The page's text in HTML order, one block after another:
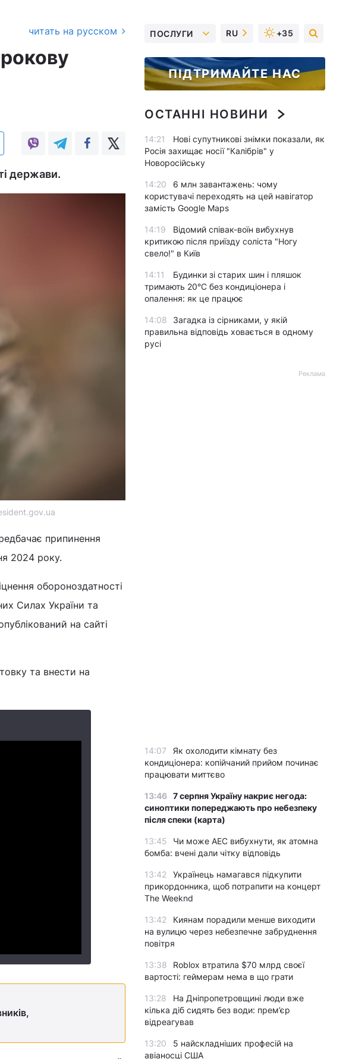
читать на русском
держави.
припинення
2024 року.
обороноздатності
Силах України та
на сайті
та внести на
ПОСЛУГИ RU +35
ПІДТРИМАЙТЕ НАС
ОСТАННІ НОВИНИ
14:21
Нові супутникові знімки показали, як
Росія захищає носії "Калібрів" у
Новоросійську
14:20
6 млн завантажень: чому
користувачі переходять на цей навігатор
замість Google Maps
14:19
Відомий співак-воїн вибухнув
критикою після приїзду соліста "Ногу
свело!" в Київ
14:11
Будинки зі старих шин і пляшок
тримають 20°C без кондиціонера і
опалення: як це працює
14:08
Загадка із сірниками, у якій
правильна відповідь ховається в одному
русі
Реклама
14:07
Як охолодити кімнату без
кондиціонера: копійчаний прийом починає
працювати миттєво
13:46 7 серпня Україну накриє негода:
синоптики попереджають про небезпеку
після спеки (карта)
13:45
Чи може АЕС вибухнути, як атомна
бомба: вчені дали чітку відповідь
13:42
Українець намагався підкупити
прикордонника, щоб потрапити на концерт
The Weeknd
13:42
Киянам порадили менше виходити
на вулицю через небезпечне забруднення
повітря
13:38
Roblox втратила $70 млрд своєї
вартості: геймерам нема в що грати
13:28
На Дніпропетровщині люди вже
кілька діб сидять без води: прем’єр
відреагував
13:20
5 найскладніших професій на
авіаносці США